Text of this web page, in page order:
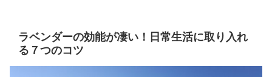
ラベンダーの効能が凄い！日常生活に取り入れ
る７つのコツ